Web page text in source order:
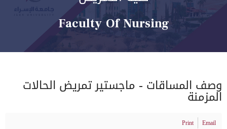
Faculty Of Nursing
وصف المساقات - ماجستير تمريض الحالات
المزمنة
Print Email